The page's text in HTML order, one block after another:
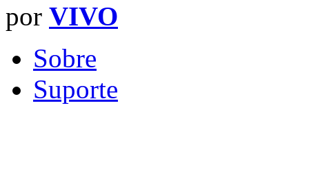
por VIVO
Sobre
Suporte